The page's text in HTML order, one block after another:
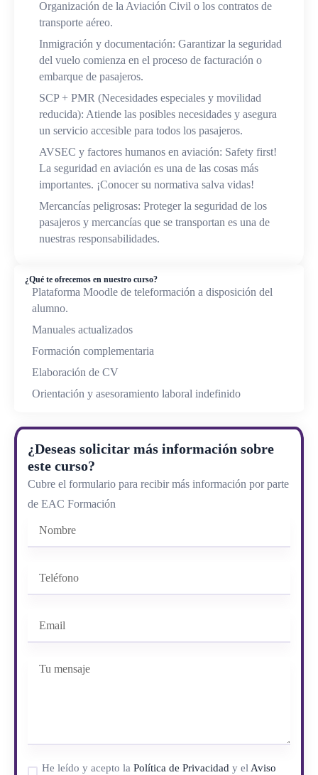
Organización de la Aviación Civil o los contratos de
transporte aéreo.
Inmigración y documentación: Garantizar la seguridad
del vuelo comienza en el proceso de facturación o
embarque de pasajeros.
SCP + PMR (Necesidades especiales y movilidad
reducida): Atiende las posibles necesidades y asegura
un servicio accesible para todos los pasajeros.
AVSEC y factores humanos en aviación: Safety first!
La seguridad en aviación es una de las cosas más
importantes. ¡Conocer su normativa salva vidas!
Mercancías peligrosas: Proteger la seguridad de los
pasajeros y mercancías que se transportan es una de
nuestras responsabilidades.
¿Qué te ofrecemos en nuestro curso?
Plataforma Moodle de teleformación a disposición del
alumno.
Manuales actualizados
Formación complementaria
Elaboración de CV
Orientación y asesoramiento laboral indefinido
¿Deseas solicitar más información sobre
este curso?
Cubre el formulario para recibir más información por parte
de EAC Formación
He leído y acepto la Política de Privacidad y elAviso